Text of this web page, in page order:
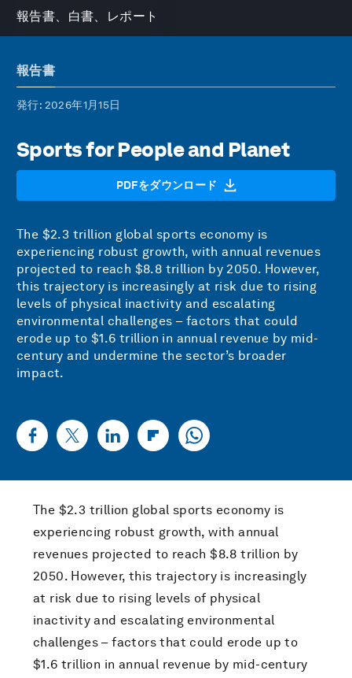
報告書、白書、レポート
報告書
発行: 2026年1月15日
Sports for People and Planet
PDFをダウンロード
The $2.3 trillion global sports economy is
experiencing robust growth, with annual revenues
projected to reach $8.8 trillion by 2050. However,
this trajectory is increasingly at risk due to rising
levels of physical inactivity and escalating
environmental challenges – factors that could
erode up to $1.6 trillion in annual revenue by mid-
century and undermine the sector’s broader
impact.
The $2.3 trillion global sports economy is
experiencing robust growth, with annual
revenues projected to reach $8.8 trillion by
2050. However, this trajectory is increasingly
at risk due to rising levels of physical
inactivity and escalating environmental
challenges – factors that could erode up to
$1.6 trillion in annual revenue by mid-century